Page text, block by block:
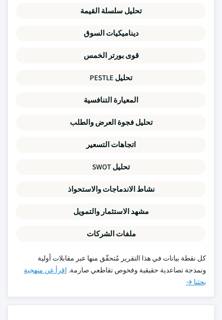
تحليل سلسلة القيمة
ديناميكيات السوق
قوى بورتر الخمس
تحليل PESTLE
المعيارة التنافسية
تحليل فجوة العرض والطلب
اتجاهات التسعير
تحليل SWOT
نشاط الاندماجات والاستحواذ
مشهد الاستثمار والتمويل
ملفات الشركات
كل نقطة بيانات في هذا التقرير مُتحقّق منها عبر مقابلات أولية
ونمذجة تصاعدية حقيقية وفحوص تقاطعي صارمة. اقرأ عن منهجية
بحثنا →